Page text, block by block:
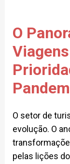
O
O setor de
evolução. O
pelas lições